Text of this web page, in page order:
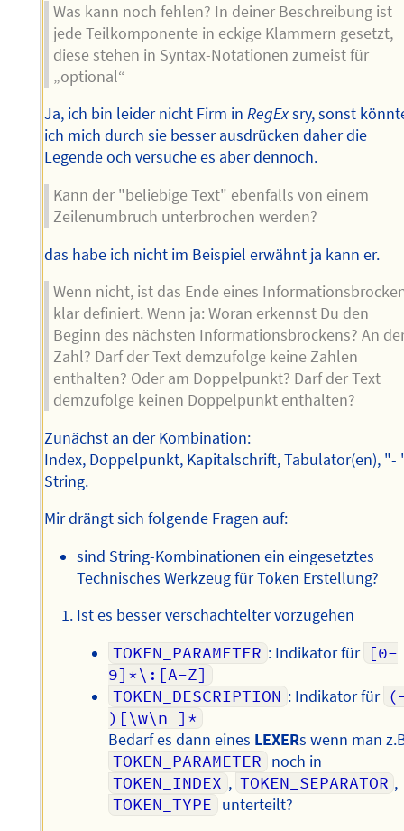
Was kann noch fehlen? In deiner Beschreibung ist
jede Teilkomponente in eckige Klammern gesetzt,
diese stehen in Syntax-Notationen zumeist für
„optional“
Ja, ich bin leider nicht Firm inRegExsry, sonst
ich mich durch sie besser ausdrücken daher die
Legende och versuche es aber dennoch.
Kann der "beliebige Text" ebenfalls von einem
Zeilenumbruch unterbrochen werden?
das habe ich nicht im Beispiel erwähnt ja kann er.
Wenn nicht, ist das Ende eines
klar definiert. Wenn ja: Woran erkennst Du den
Beginn des nächsten Informationsbrockens? An
Zahl? Darf der Text demzufolge keine Zahlen
enthalten? Oder am Doppelpunkt? Darf der Text
demzufolge keinen Doppelpunkt enthalten?
Zunächst an der Kombination:
Index, Doppelpunkt, Kapitalschrift, Tabulator(en), "-
String.
Mir drängt sich folgende Fragen auf:
sind String-Kombinationen ein eingesetztes
Technisches Werkzeug für Token Erstellung?
Ist es besser verschachtelter vorzugehen
TOKEN_PARAMETER : Indikator für [0-
9]*\:[A-Z]
TOKEN_DESCRIPTION : Indikator für
)[\w\n ]*
Bedarf es dann eines LEXERs wenn man
TOKEN_PARAMETER noch in
TOKEN_INDEX , TOKEN_SEPARATOR ,
TOKEN_TYPE unterteilt?